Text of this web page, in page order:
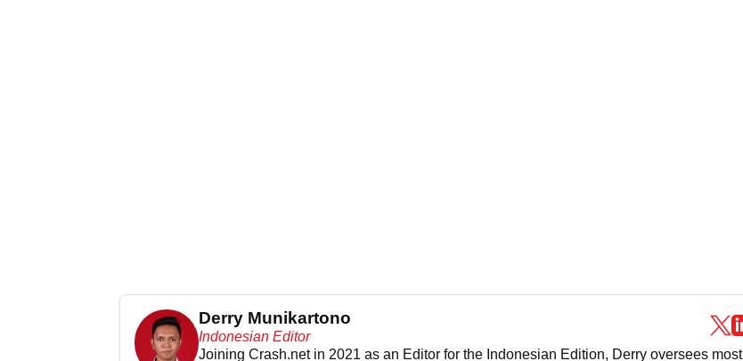
Derry Munikartono
Indonesian Editor
Joining Crash.net in 2021 as an Editor for the Indonesian Edition, Derry oversees most